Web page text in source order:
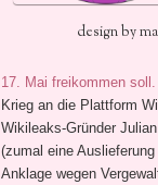
design by
17. Mai freikommen soll.
Krieg an die Plattform
Wikileaks-Gründer
(zumal eine
Anklage wegen